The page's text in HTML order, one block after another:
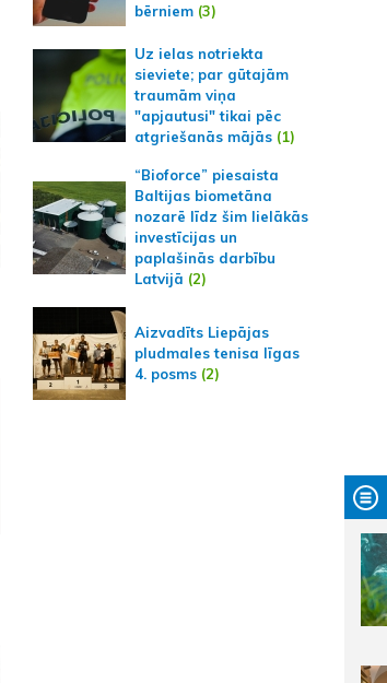
bērniem (3)
Uz ielas notriekta
sieviete; par gūtajām
traumām viņa
"apjautusi" tikai pēc
atgriešanās mājās (1)
“Bioforce” piesaista
Baltijas biometāna
nozarē līdz šim lielākās
investīcijas un
paplašinās darbību
Latvijā (2)
Aizvadīts Liepājas
pludmales tenisa līgas
4. posms (2)